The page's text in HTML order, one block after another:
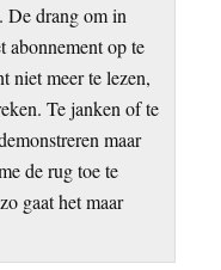
De drang om in
abonnement op te
niet meer te lezen,
Te janken of te
maar
de rug toe te
gaat het maar